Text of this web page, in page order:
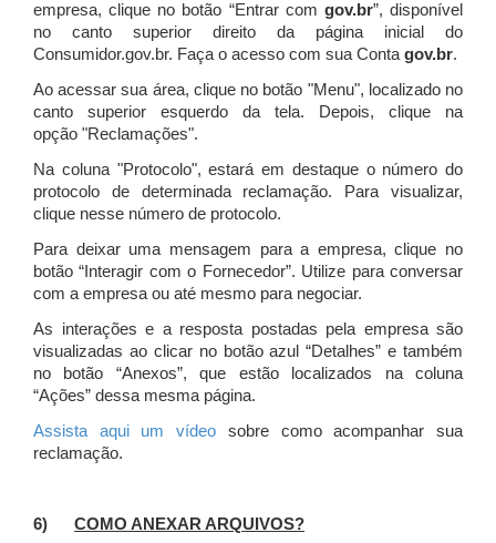
empresa, clique no botão “Entrar com gov.br”, disponível
no canto superior direito da página inicial do
Consumidor.gov.br. Faça o acesso com sua Contagov.br.
Ao acessar sua área, clique no botão "Menu", localizado no
canto superior esquerdo da tela. Depois, clique na
opção "Reclamações".
Na coluna "Protocolo", estará em destaque o número do
protocolo de determinada reclamação. Para visualizar,
clique nesse número de protocolo.
Para deixar uma mensagem para a empresa, clique no
botão “Interagir com o Fornecedor”. Utilize para conversar
com a empresa ou até mesmo para negociar.
As interações e a resposta postadas pela empresa são
visualizadas ao clicar no botão azul “Detalhes” e também
no botão “Anexos”, que estão localizados na coluna
“Ações” dessa mesma página.
Assista aqui um vídeo sobre como acompanhar sua
reclamação.
6) COMO ANEXAR ARQUIVOS?